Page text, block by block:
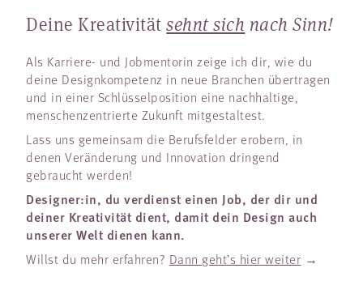
Deine Kreativitätsehnt sich nach Sinn!
Als Karriere- und Jobmentorin zeige ich dir, wie du
deine Designkompetenz in neue Branchen übertragen
und in einer Schlüsselposition eine nachhaltige,
menschenzentrierte Zukunft mitgestaltest.
Lass uns gemeinsam die Berufsfelder erobern, in
denen Veränderung und Innovation dringend
gebraucht werden!
Designer:in, du verdienst einen Job, der dir und
deiner Kreativität dient, damit dein Design auch
unserer Welt dienen kann.
Willst du mehr erfahren? Dann geht’s hier weiter →